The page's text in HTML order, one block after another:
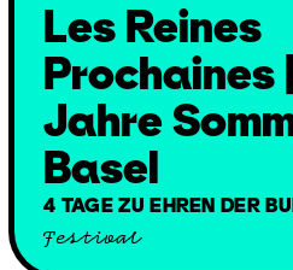
Les Reines
Prochaines
Jahre
Basel
4 TAGE ZU EHREN DER
Festival